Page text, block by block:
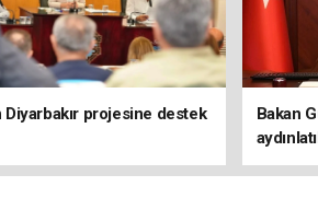
Diyarbakır projesine destek
Bakan